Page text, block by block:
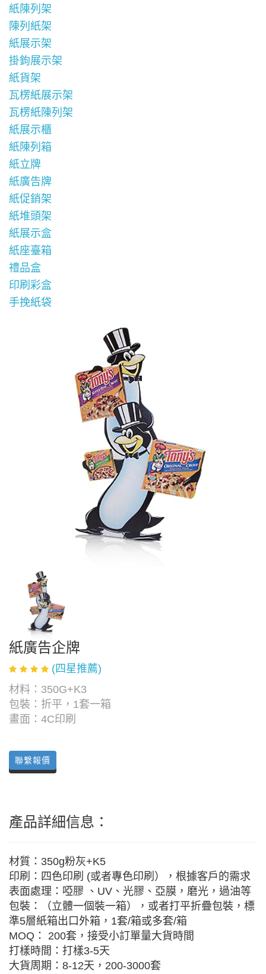
紙陳列架
陳列紙架
紙展示架
掛鉤展示架
紙貨架
瓦楞紙展示架
瓦楞紙陳列架
紙展示櫃
紙陳列箱
紙立牌
紙廣告牌
紙促銷架
紙堆頭架
紙展示盒
紙座臺箱
禮品盒
印刷彩盒
手挽紙袋
紙廣告企牌
(四星推薦)
材料：350G+K3
包裝：折平，1套一箱
畫面：4C印刷
聯繫報價
產品詳細信息：
材質：350g粉灰+K5
印刷：四色印刷 (或者專色印刷），根據客戶的需求
表面處理：啞膠 、UV、光膠、亞膜，磨光，過油等
包裝：（立體一個裝一箱），或者打平折疊包裝，標
準5層紙箱出口外箱，1套/箱或多套/箱
MOQ： 200套，接受小訂單量大貨時間
打樣時間：打樣3-5天
大貨周期：8-12天，200-3000套